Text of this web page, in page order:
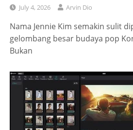
July 4, 2026 Arvin Dio
Nama Jennie Kim semakin sulit
gelombang besar budaya pop
Bukan